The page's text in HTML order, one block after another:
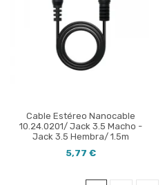
Cable Estéreo Nanocable
10.24.0201/ Jack 3.5 Macho -
Jack 3.5 Hembra/ 1.5m
5,77 €